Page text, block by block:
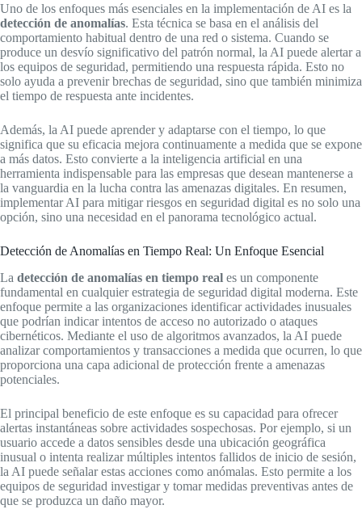
Uno de los enfoques más esenciales en la implementación de AI es la
detección de anomalías. Esta técnica se basa en el análisis del
comportamiento habitual dentro de una red o sistema. Cuando se
produce un desvío significativo del patrón normal, la AI puede alertar a
los equipos de seguridad, permitiendo una respuesta rápida. Esto no
solo ayuda a prevenir brechas de seguridad, sino que también minimiza
el tiempo de respuesta ante incidentes.
Además, la AI puede aprender y adaptarse con el tiempo, lo que
significa que su eficacia mejora continuamente a medida que se expone
a más datos. Esto convierte a la inteligencia artificial en una
herramienta indispensable para las empresas que desean mantenerse a
la vanguardia en la lucha contra las amenazas digitales. En resumen,
implementar AI para mitigar riesgos en seguridad digital es no solo una
opción, sino una necesidad en el panorama tecnológico actual.
Detección de Anomalías en Tiempo Real: Un Enfoque Esencial
La detección de anomalías en tiempo real es un componente
fundamental en cualquier estrategia de seguridad digital moderna. Este
enfoque permite a las organizaciones identificar actividades inusuales
que podrían indicar intentos de acceso no autorizado o ataques
cibernéticos. Mediante el uso de algoritmos avanzados, la AI puede
analizar comportamientos y transacciones a medida que ocurren, lo que
proporciona una capa adicional de protección frente a amenazas
potenciales.
El principal beneficio de este enfoque es su capacidad para ofrecer
alertas instantáneas sobre actividades sospechosas. Por ejemplo, si un
usuario accede a datos sensibles desde una ubicación geográfica
inusual o intenta realizar múltiples intentos fallidos de inicio de sesión,
la AI puede señalar estas acciones como anómalas. Esto permite a los
equipos de seguridad investigar y tomar medidas preventivas antes de
que se produzca un daño mayor.